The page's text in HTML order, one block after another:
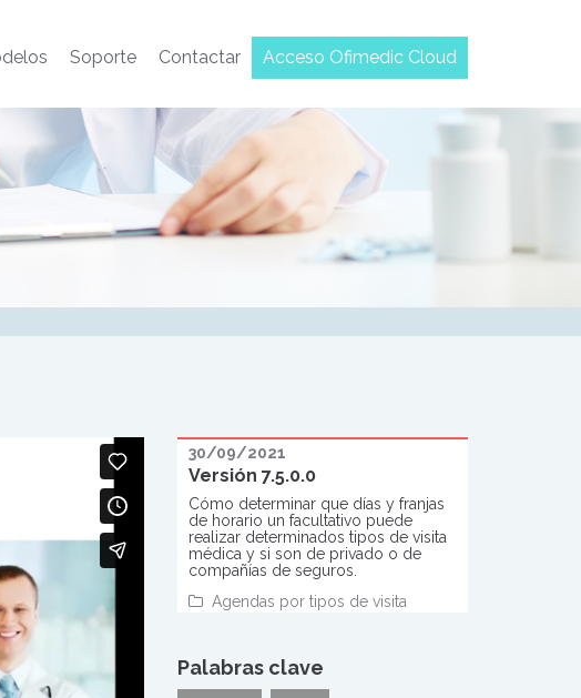
Soporte Contactar Acceso Ofimedic Cloud
30/09/2021
Versión 7.5.0.0
Cómo determinar que días y franjas
de horario un facultativo puede
realizar determinados tipos de visita
médica y si son de privado o de
compañías de seguros.
Agendas por tipos de visita
Palabras clave